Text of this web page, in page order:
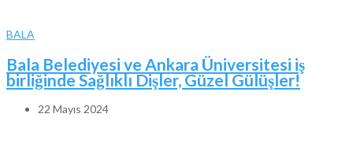
BALA
Bala Belediyesi ve Ankara Üniversitesi iş
birliğinde Sağlıklı Dişler, Güzel Gülüşler!
22 Mayıs 2024